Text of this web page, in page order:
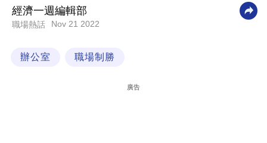
科
技
場
經濟一週編輯部
職場熱話 Nov 21 2022
辦公室 職場制勝
廣告